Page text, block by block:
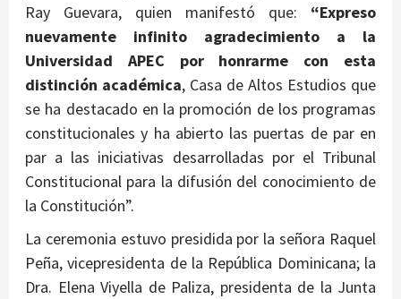
Ray Guevara, quien manifestó que: “Expreso
nuevamente infinito agradecimiento a la
Universidad APEC por honrarme con esta
distinción académica, Casa de Altos Estudios que
se ha destacado en la promoción de los programas
constitucionales y ha abierto las puertas de par en
par a las iniciativas desarrolladas por el Tribunal
Constitucional para la difusión del conocimiento de
la Constitución”.
La ceremonia estuvo presidida por la señora Raquel
Peña, vicepresidenta de la República Dominicana; la
Dra. Elena Viyella de Paliza, presidenta de la Junta